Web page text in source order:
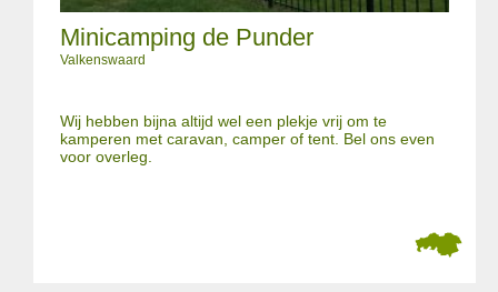
Minicamping de Punder
Valkenswaard
Wij hebben bijna altijd wel een plekje vrij om te
kamperen met caravan, camper of tent. Bel ons even
voor overleg.